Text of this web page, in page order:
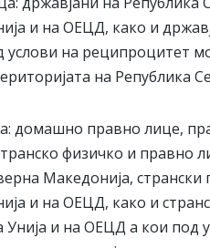
и на ОЕЦД, како и
на реципроцитет
на Република
домашно правно лице,
физичко и правно
Македонија,
и на ОЕЦД, како и
Унија и на ОЕЦД а кои